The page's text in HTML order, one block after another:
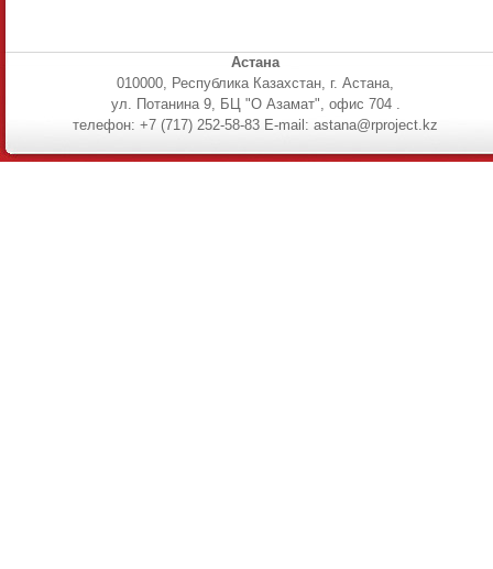
Астана
010000, Республика Казахстан, г. Астана,
ул. Потанина 9, БЦ "О Азамат", офис 704 .
телефон: +7 (717) 252-58-83 E-mail: astana@rproject.kz